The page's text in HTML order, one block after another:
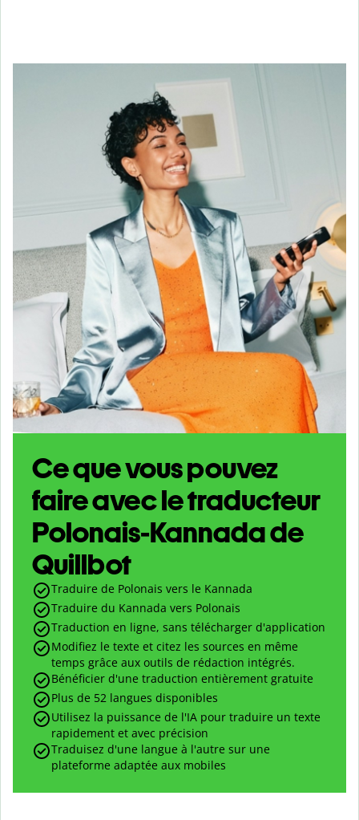
Ce que vous pouvez
faire avec le traducteur
Polonais-Kannada de
Quillbot
Traduire de Polonais vers le Kannada
Traduire du Kannada vers Polonais
Traduction en ligne, sans télécharger d'application
Modifiez le texte et citez les sources en même
temps grâce aux outils de rédaction intégrés.
Bénéficier d'une traduction entièrement gratuite
Plus de 52 langues disponibles
Utilisez la puissance de l'IA pour traduire un texte
rapidement et avec précision
Traduisez d'une langue à l'autre sur une
plateforme adaptée aux mobiles